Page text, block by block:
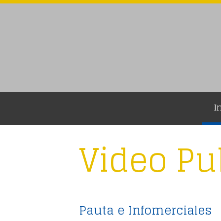
Video
Pauta e Infomerciales